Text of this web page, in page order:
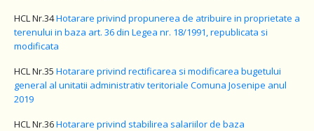
HCL Nr.34Hotarare privind propunerea de atribuire in proprietate a
terenului in baza art. 36 din Legea nr. 18/1991, republicata si
modificata
HCL Nr.35 Hotarare privind rectificarea si modificarea bugetului
general al unitatii administrativ teritoriale Comuna Josenipe anul
2019
HCL Nr.36Hotarare privind stabilirea salariilor de baza